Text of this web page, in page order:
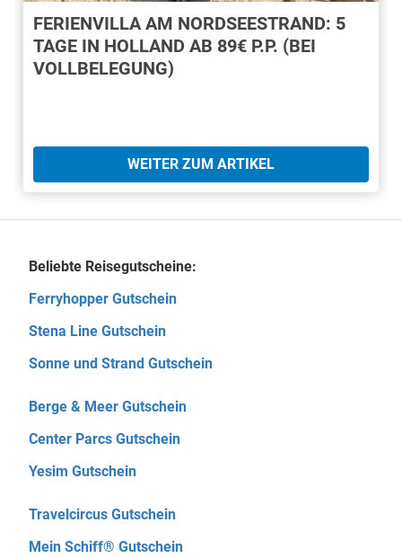
FERIENVILLA AM NORDSEESTRAND: 5
TAGE IN HOLLAND AB 89€ P.P. (BEI
VOLLBELEGUNG)
WEITER ZUM ARTIKEL
Beliebte Reisegutscheine:
Ferryhopper Gutschein
Stena Line Gutschein
Sonne und Strand Gutschein
Berge & Meer Gutschein
Center Parcs Gutschein
Yesim Gutschein
Travelcircus Gutschein
Mein Schiff® Gutschein